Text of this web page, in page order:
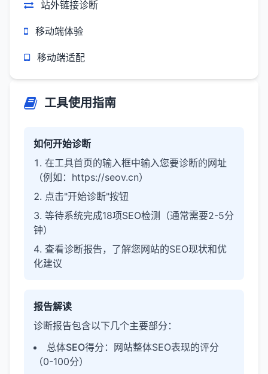
站外链接诊断
移动端体验
移动端适配
工具使用指南
如何开始诊断
在工具首页的输入框中输入您要诊断的网址
（例如：https://seov.cn）
点击"开始诊断"按钮
等待系统完成18项SEO检测（通常需要2-5分
钟）
查看诊断报告，了解您网站的SEO现状和优
化建议
报告解读
诊断报告包含以下几个主要部分：
总体SEO得分 ：网站整体SEO表现的评分
（0-100分）